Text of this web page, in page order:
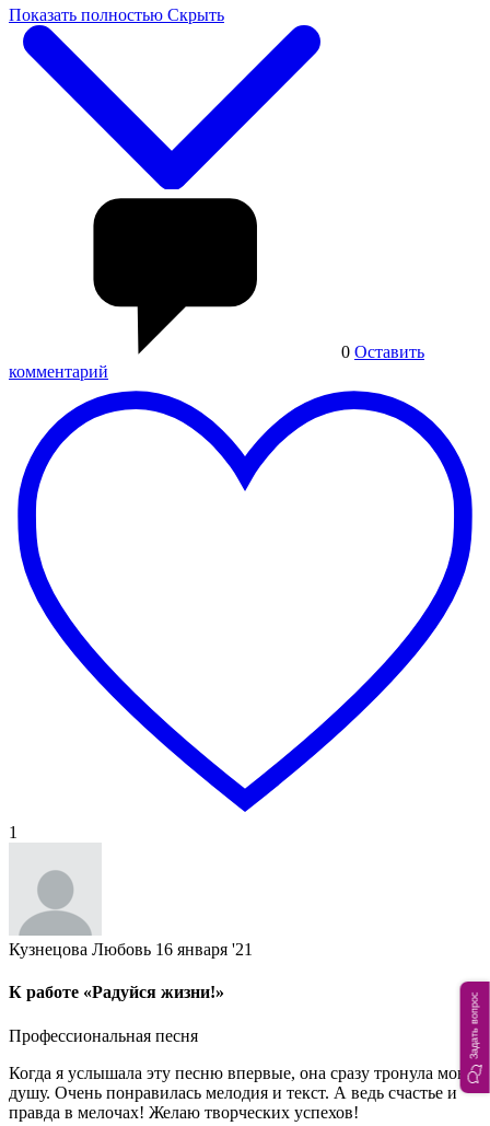
Показать полностью Скрыть
0 Оставить
комментарий
1
Кузнецова Любовь 16 января '21
К работе «Радуйся жизни!»
Профессиональная песня
Когда я услышала эту песню впервые, она сразу тронула мою
душу. Очень понравилась мелодия и текст. А ведь счастье и
правда в мелочах! Желаю творческих успехов!
Задать вопрос